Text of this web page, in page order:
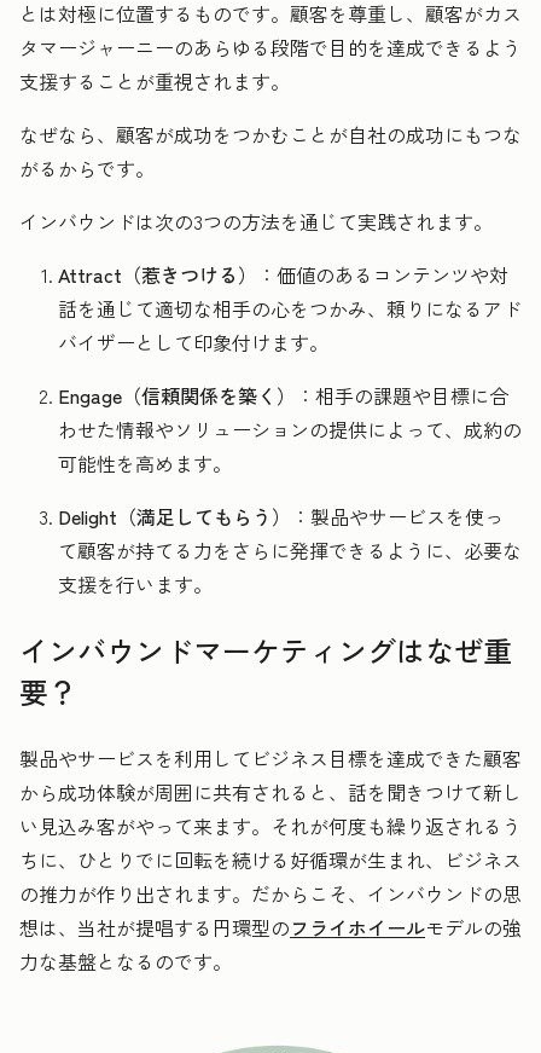
とは対極に位置するものです。顧客を尊重し、顧客がカス
タマージャーニーのあらゆる段階で目的を達成できるよう
支援することが重視されます。
なぜなら、顧客が成功をつかむことが自社の成功にもつな
がるからです。
インバウンドは次の3つの方法を通じて実践されます。
Attract（惹きつける）
：価値のあるコンテンツや対
話を通じて適切な相手の心をつかみ、頼りになるアド
バイザーとして印象付けます。
Engage（信頼関係を築く）
：相手の課題や目標に合
わせた情報やソリューションの提供によって、成約の
可能性を高めます。
Delight（満足してもらう）
：製品やサービスを使っ
て顧客が持てる力をさらに発揮できるように、必要な
支援を行います。
インバウンドマーケティングはなぜ重
要？
製品やサービスを利用してビジネス目標を達成できた顧客
から成功体験が周囲に共有されると、話を聞きつけて新し
い見込み客がやって来ます。それが何度も繰り返されるう
ちに、ひとりでに回転を続ける好循環が生まれ、ビジネス
の推力が作り出されます。だからこそ、インバウンドの思
想は、当社が提唱する円環型のフライホイールモデルの強
力な基盤となるのです。